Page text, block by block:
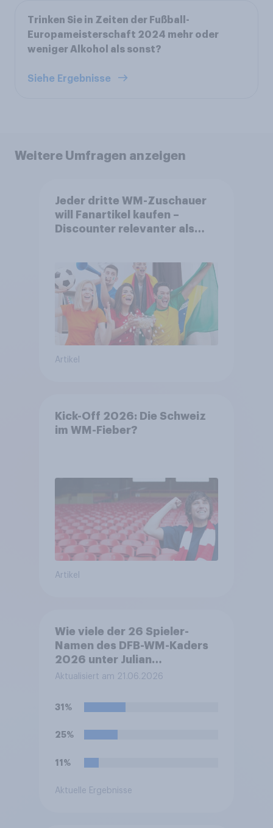
Trinken Sie in Zeiten der Fußball-
Europameisterschaft 2024 mehr oder
weniger Alkohol als sonst?
Siehe Ergebnisse
Weitere Umfragen anzeigen
Jeder dritte WM-Zuschauer
will Fanartikel kaufen –
Discounter relevanter als
Artikel
Kick-Off 2026: Die Schweiz
im WM-Fieber?​
Artikel
Wie viele der 26 Spieler-
Namen des DFB-WM-Kaders
2026 unter Julian
Nagelsmann können Sie
Aktualisiert am 21.06.2026
31%
25%
11%
Aktuelle Ergebnisse